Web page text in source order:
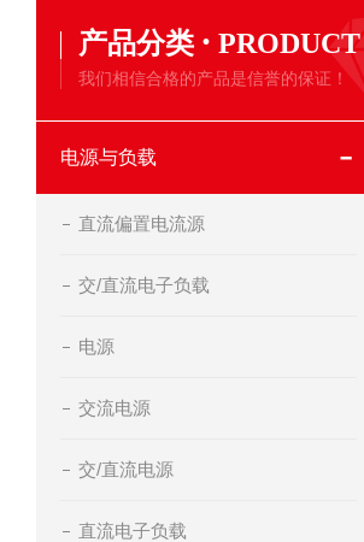
产品分类 · PRODUCT
我们相信合格的产品是信誉的保证！
电源与负载
直流偏置电流源
交/直流电子负载
电源
交流电源
交/直流电源
直流电子负载